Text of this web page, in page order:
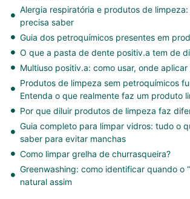
Alergia respiratória e produtos de
precisa saber
Guia dos petroquímicos presentes em
O que a pasta de dente positiv.a tem de
Multiuso positiv.a: como usar, onde
Produtos de limpeza sem petroquímicos
Entenda o que realmente faz um produto
Por que diluir produtos de limpeza faz
Guia completo para limpar vidros: tudo o
saber para evitar manchas
Como limpar grelha de churrasqueira?
Greenwashing: como identificar quando o
natural assim